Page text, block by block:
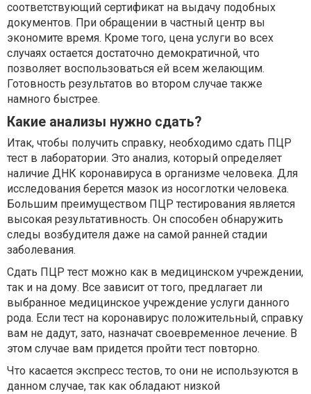
соответствующий сертификат на выдачу подобных
документов. При обращении в частный центр вы
экономите время. Кроме того, цена услуги во всех
случаях остается достаточно демократичной, что
позволяет воспользоваться ей всем желающим.
Готовность результатов во втором случае также
намного быстрее.
Какие анализы нужно сдать?
Итак, чтобы получить справку, необходимо сдать ПЦР
тест в лаборатории. Это анализ, который определяет
наличие ДНК коронавируса в организме человека. Для
исследования берется мазок из носоглотки человека.
Большим преимуществом ПЦР тестирования является
высокая результативность. Он способен обнаружить
следы возбудителя даже на самой ранней стадии
заболевания.
Сдать ПЦР тест можно как в медицинском учреждении,
так и на дому. Все зависит от того, предлагает ли
выбранное медицинское учреждение услуги данного
рода. Если тест на коронавирус положительный, справку
вам не дадут, зато, назначат своевременное лечение. В
этом случае вам придется пройти тест повторно.
Что касается экспресс тестов, то они не используются в
данном случае, так как обладают низкой